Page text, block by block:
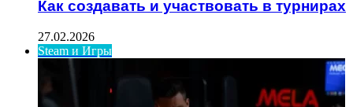
Как создавать и участвовать в турнирах
27.02.2026
Steam и Игры